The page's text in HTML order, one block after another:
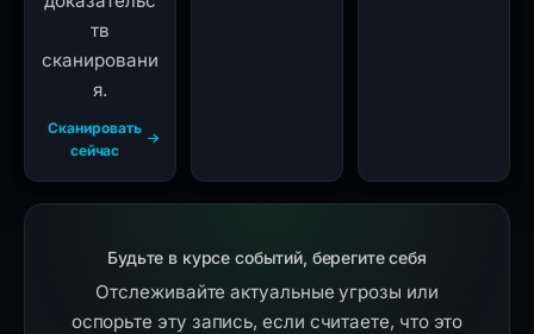
тв
сканировани
я.
Сканировать
сейчас
Будьте в курсе событий, берегите себя
Отслеживайте актуальные угрозы или
оспорьте эту запись, если считаете, что это